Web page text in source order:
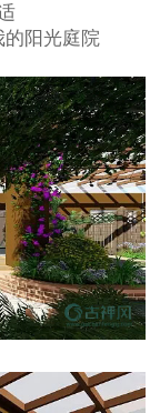
的阳光庭院